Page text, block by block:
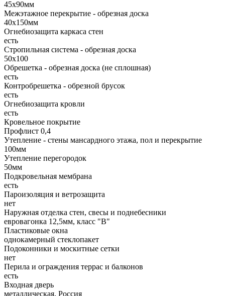
45х90мм
Межэтажное перекрытие - обрезная доска
40х150мм
Огнебиозащита каркаса стен
есть
Стропильная система - обрезная доска
50х100
Обрешетка - обрезная доска (не сплошная)
есть
Контробрешетка - обрезной брусок
есть
Огнебиозащита кровли
есть
Кровельное покрытие
Профлист 0,4
Утепление - стены мансардного этажа, пол и перекрытие
100мм
Утепление перегородок
50мм
Подкровельная мембрана
есть
Пароизоляция и ветрозащита
нет
Наружная отделка стен, свесы и поднебесники
евровагонка 12,5мм, класс "В"
Пластиковые окна
однокамерный стеклопакет
Подоконники и москитные сетки
нет
Перила и ограждения террас и балконов
есть
Входная дверь
металлическая, Россия